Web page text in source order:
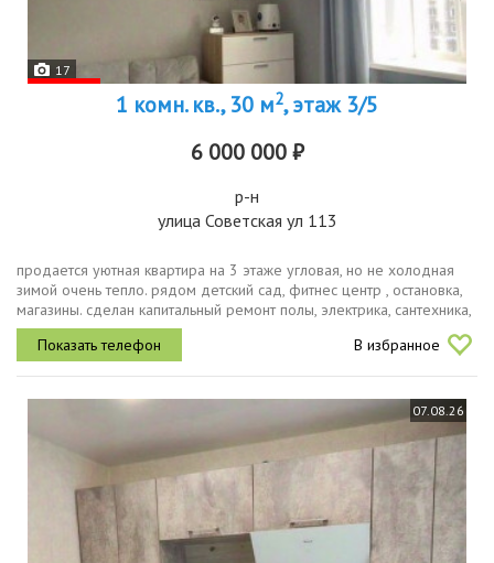
17
1 комн. кв., 30 м2, этаж 3/5
6 000 000 ₽
р-н
улица Советская ул 113
продается уютная квартира на 3 этаже угловая, но не холодная
зимой очень тепло. рядом детский сад, фитнес центр , остановка,
магазины. сделан капитальный ремонт полы, электрика, сантехника,
кухня. остаётся мебель и техника кроме тв, стиральной...
В избранное
07.08.26